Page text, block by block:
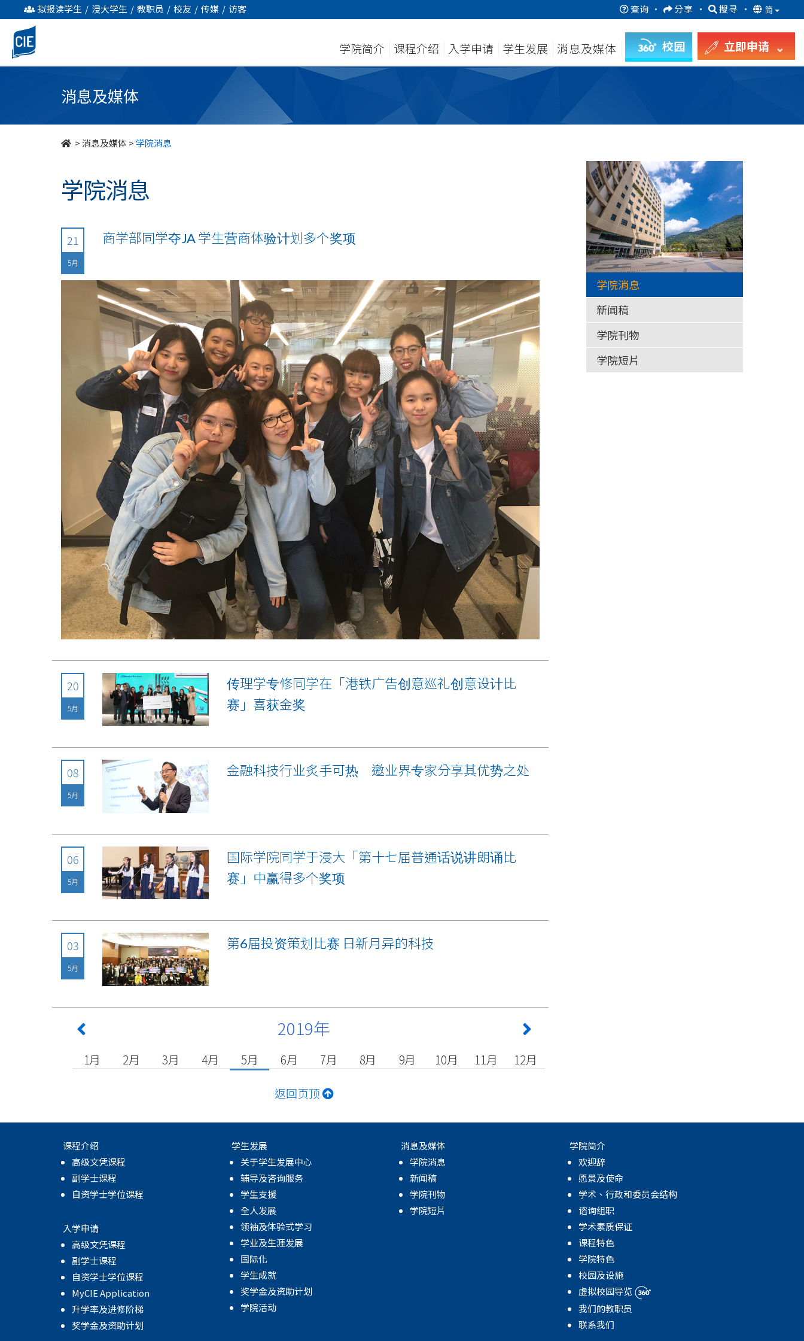
undefined
拟报读学生 / 浸大学生 / 教职员 / 校友 / 传媒 / 访客 查询 · 分享 · 搜寻 · 简
学院简介 课程介绍 入学申请 学生发展 消息及媒体 校园 立即申请
消息及媒体
>消息及媒体 >学院消息
学院消息
21
5月
商学部同学夺JA 学生营商体验计划多个奖项
20
5月
传理学专修同学在「港铁广告创意巡礼创意设计比
赛」喜获金奖
08
5月
金融科技行业炙手可热 邀业界专家分享其优势之处
06
5月
国际学院同学于浸大「第十七届普通话说讲朗诵比
赛」中赢得多个奖项
03
5月
第6届投资策划比赛 日新月异的科技
2019年
1月 2月 3月 4月 5月 6月 7月 8月 9月 10月 11月 12月
返回页顶
学院消息
新闻稿
学院刊物
学院短片
课程介绍
高级文凭课程
副学士课程
自资学士学位课程
入学申请
高级文凭课程
副学士课程
自资学士学位课程
MyCIE Application
升学率及进修阶梯
奖学金及资助计划
学生发展
关于学生发展中心
辅导及咨询服务
学生支援
全人发展
领袖及体验式学习
学业及生涯发展
国际化
学生成就
奖学金及资助计划
学院活动
消息及媒体
学院消息
新闻稿
学院刊物
学院短片
学院简介
欢迎辞
愿景及使命
学术、行政和委员会结构
谘询组职
学术素质保证
课程特色
学院特色
校园及设施
虚拟校园导览
我们的教职员
联系我们